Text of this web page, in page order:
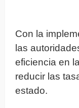
Con la
las
eficiencia en
reducir las
estado.